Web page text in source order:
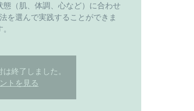
（肌、体調、心など）に合わせ
を選んで実践することができま
終了しました。
トを見る